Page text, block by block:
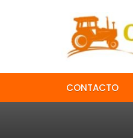
CONTACTO